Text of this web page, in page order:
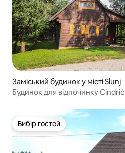
Заміський будинок у місті Slunj
Будинок для відпочинку Cindrić
Вибір гостей
Вибір гостей